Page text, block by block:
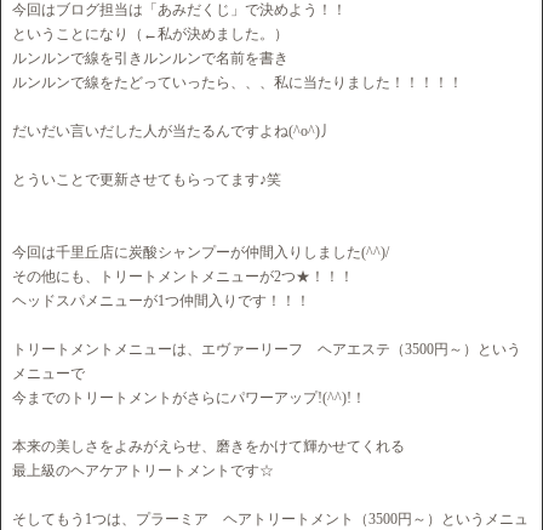
今回はブログ担当は「あみだくじ」で決めよう！！
ということになり（←私が決めました。）
ルンルンで線を引きルンルンで名前を書き
ルンルンで線をたどっていったら、、、私に当たりました！！！！！
だいだい言いだした人が当たるんですよね(^o^)丿
とういことで更新させてもらってます♪笑
今回は千里丘店に炭酸シャンプーが仲間入りしました(^^)/
その他にも、トリートメントメニューが2つ★！！！
ヘッドスパメニューが1つ仲間入りです！！！
トリートメントメニューは、エヴァーリーフ ヘアエステ（3500円～）という
メニューで
今までのトリートメントがさらにパワーアップ!(^^)!！
本来の美しさをよみがえらせ、磨きをかけて輝かせてくれる
最上級のヘアケアトリートメントです☆
そしてもう1つは、プラーミア ヘアトリートメント（3500円～）というメニュ